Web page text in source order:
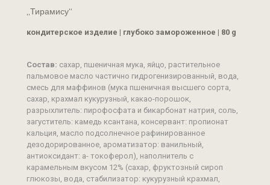
„Тирамису“
кондитерское изделие | глубоко замороженное | 80 g
Состав: сахар, пшеничная мука, яйцо, растительное
пальмовое масло частично гидрогенизированный, вода,
смесь для маффинов (мука пшеничная высшего сорта,
сахар, крахмал кукурузный, какао-порошок,
разрыхлитель: пирофосфата и бикарбонат натрия, соль,
загуститель: камедь ксантана, консервант: пропионат
кальция, масло подсолнечное рафинированное
дезодорированное, ароматизатор: ванильный,
антиоксидант: а- токоферол), наполнитель с
карамельным вкусом 12% (сахар, фруктозный сироп
глюкозы, вода, стабилизатор: кукурузный крахмал,